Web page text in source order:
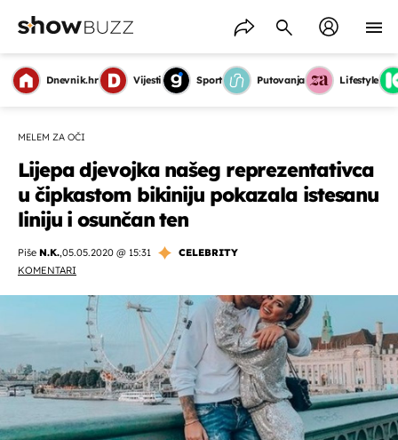
Dnevnik.hr Vijesti Sport Putovanja Lifestyle
MELEM ZA OČI
Lijepa djevojka našeg reprezentativca
u čipkastom bikiniju pokazala istesanu
liniju i osunčan ten
Piše N.K.,05.05.2020 @ 15:31
CELEBRITY
KOMENTARI
OMOGUĆI OBAVIJESTI